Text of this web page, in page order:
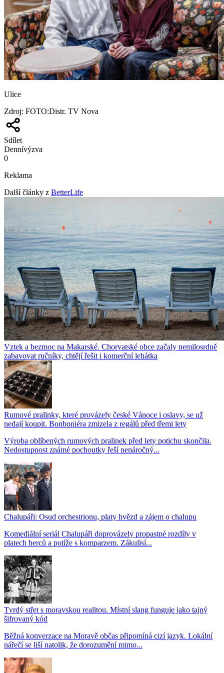
Ulice
Zdroj: FOTO:Distr. TV Nova
Sdílet
Dennívýzva
0
Reklama
Další články z BetterLife
Vztek a bezmoc na Makarské. Chorvatské obce začaly nemilosrdně
zabavovat ručníky, chtějí řešit i komerční lehátka
Rumové pralinky, které provázely české Vánoce i oslavy, se už
nedají koupit. Bonboniéra zmizela z regálů před třemi lety
Výroba oblíbených rumových pralinek před lety potichu skončila.
Nedostupnost známé pochoutky řeší nenáročný...
Chalupáři: Osud orchestrionu, platy hvězd a zájem o chalupu
Komediální seriál Chalupáři doprovázely propastné rozdíly v
platech herců a potíže s komparzem. Zákulisí...
Tvrdý střet s moravskou realitou. Místní slang funguje jako tajný
šifrovaný kód
Běžná konverzace na Moravě občas připomíná cizí jazyk. Lokální
nářečí se liší natolik, že dorozumění mimo...